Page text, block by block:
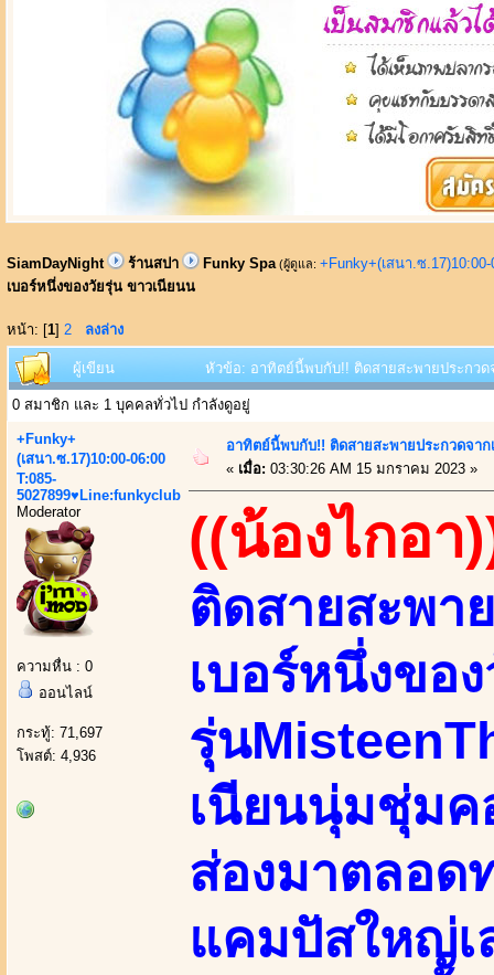
SiamDayNight ร้านสปา Funky Spa (ผู้ดูแล: +Funky+(เสนา.ซ
เบอร์หนึ่งของวัยรุ่น ขาวเนียนน
หน้า: [1] 2 ลงล่าง
ผู้เขียน หัวข้อ: อาทิตย์นี้พบกับ!! ติดสายสะพายประกวด
0 สมาชิก และ 1 บุคคลทั่วไป กำลังดูอยู่
+Funky+
(เสนา.ซ.17)10:00-06:00
T:085-
5027899♥Line:funkyclub
Moderator
ความหื่น : 0
ออนไลน์
กระทู้: 71,697
โพสต์: 4,936
อาทิตย์นี้พบกับ!! ติดสายสะพายประกวดจาก
« เมื่อ: 03:30:26 AM 15 มกราคม 2023 »
((น้องไกอา
ติดสายสะพา
เบอร์หนึ่งขอ
รุ่น
เนียนนุ่มชุ่มค
ส่องมาตลอด
แคมปัสใหญ่เ